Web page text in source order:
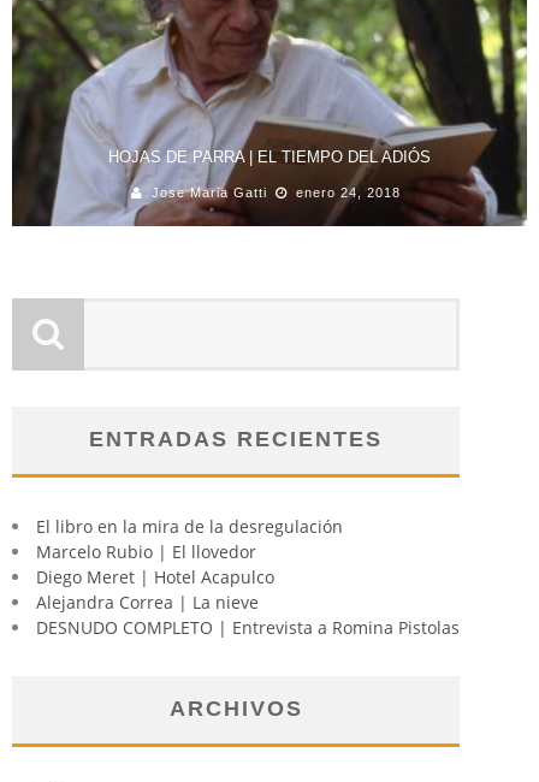
HOJAS DE PARRA | EL TIEMPO DEL ADIÓS
Jose Maria Gatti enero 24, 2018
ENTRADAS RECIENTES
El libro en la mira de la desregulación
Marcelo Rubio | El llovedor
Diego Meret | Hotel Acapulco
Alejandra Correa | La nieve
DESNUDO COMPLETO | Entrevista a Romina Pistolas
ARCHIVOS